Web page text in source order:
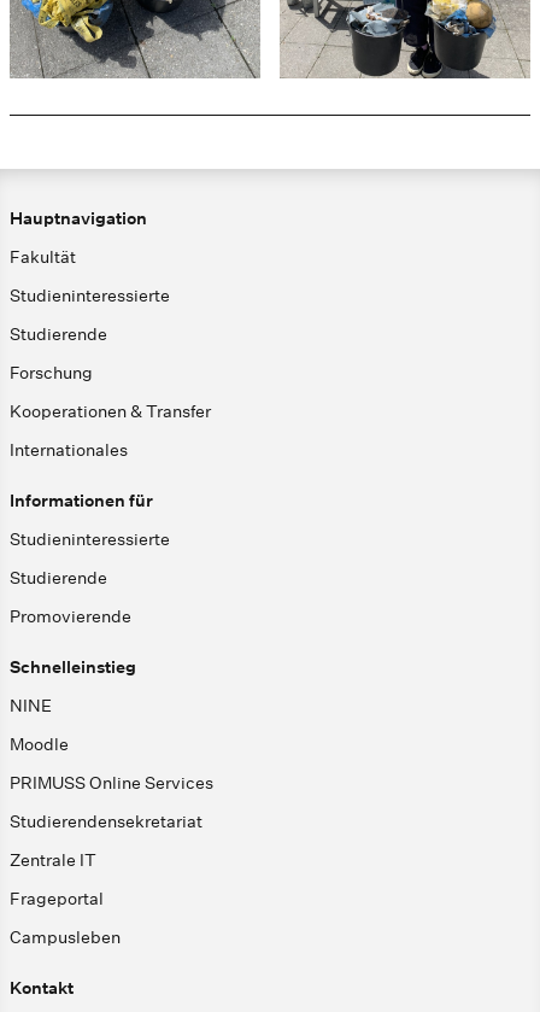
Hauptnavigation
Fakultät
Studieninteressierte
Studierende
Forschung
Kooperationen & Transfer
Internationales
Informationen für
Studieninteressierte
Studierende
Promovierende
Schnelleinstieg
NINE
Moodle
PRIMUSS Online Services
Studierendensekretariat
Zentrale IT
Frageportal
Campusleben
Kontakt